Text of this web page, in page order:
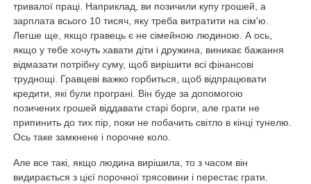
тривалої праці. Наприклад, ви позичили купу грошей, а
зарплата всього 10 тисяч, яку треба витратити на сім'ю.
Легше ще, якщо гравець є не сімейною людиною. А ось,
якщо у тебе хочуть хавати діти і дружина, виникає бажання
відмазати потрібну суму, щоб вирішити всі фінансові
труднощі. Гравцеві важко горбиться, щоб відпрацювати
кредити, які були програні. Він буде за допомогою
позичених грошей віддавати старі борги, але грати не
припинить до тих пір, поки не побачить світло в кінці тунелю.
Ось таке замкнене і порочне коло.
Але все такі, якщо людина вирішила, то з часом він
видирається з цієї порочної трясовини і перестає грати.